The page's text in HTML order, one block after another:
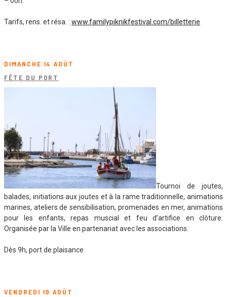
Tarifs, rens. et résa. : www.familypiknikfestival.com/billetterie
DIMANCHE 14 AOÛT
FÊTE DU PORT
Tournoi de joutes,
balades, initiations aux joutes et à la rame traditionnelle, animations
marines, ateliers de sensibilisation, promenades en mer, animations
pour les enfants, repas muscial et feu d’artifice en clôture.
Organisée par la Ville en partenariat avec les associations.
Dès 9h, port de plaisance
VENDREDI 19 AOÛT